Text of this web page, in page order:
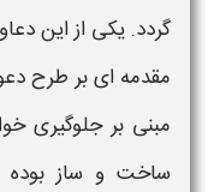
گردد. یکی از این
مقدمه ای بر طرح
مبنی بر جلوگیری
ساخت و ساز